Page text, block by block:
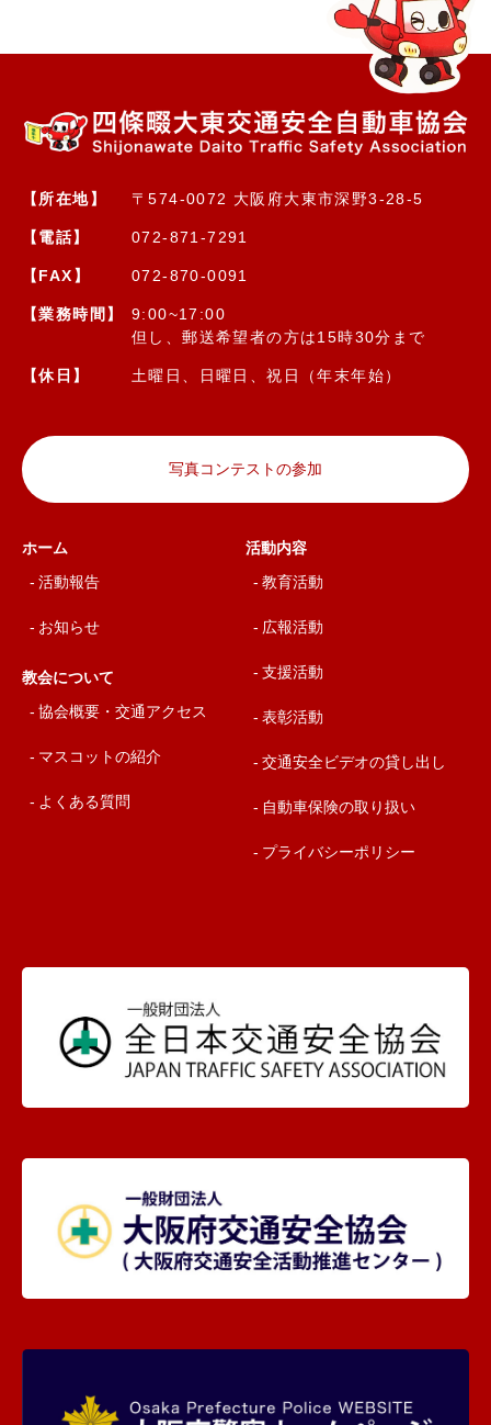
【所在地】 〒574-0072 大阪府大東市深野3-28-5
【電話】 072-871-7291
【FAX】 072-870-0091
【業務時間】
9:00~17:00
但し、郵送希望者の方は15時30分まで
【休日】 土曜日、日曜日、祝日（年末年始）
写真コンテストの参加
ホーム
活動報告
お知らせ
教会について
協会概要・交通アクセス
マスコットの紹介
よくある質問
活動内容
教育活動
広報活動
支援活動
表彰活動
交通安全ビデオの貸し出し
自動車保険の取り扱い
プライバシーポリシー